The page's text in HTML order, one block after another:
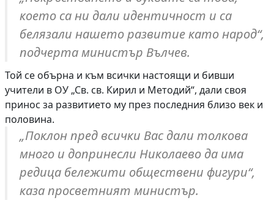
което са ни дали идентичност и са
белязали нашето развитие като народ“,
подчерта министър Вълчев.
Той се обърна и към всички настоящи и бивши
учители в ОУ „Св. св. Кирил и Методий“, дали своя
принос за развитието му през последния близо век и
половина.
„Поклон пред всички Вас дали толкова
много и допринесли Николаево да има
редица бележити обществени фигури“,
каза просветният министър.